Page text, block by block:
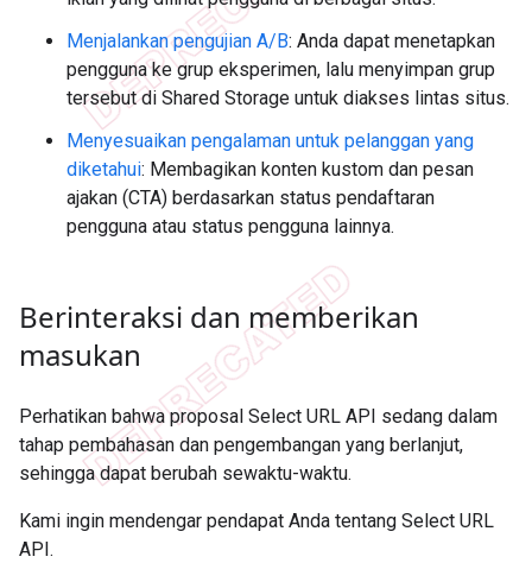
Menjalankan pengujian A/B: Anda dapat menetapkan
pengguna ke grup eksperimen, lalu menyimpan grup
tersebut di Shared Storage untuk diakses lintas situs.
Menyesuaikan pengalaman untuk pelanggan yang
diketahui: Membagikan konten kustom dan pesan
ajakan (CTA) berdasarkan status pendaftaran
pengguna atau status pengguna lainnya.
Berinteraksi dan memberikan
masukan
Perhatikan bahwa proposal Select URL API sedang dalam
tahap pembahasan dan pengembangan yang berlanjut,
sehingga dapat berubah sewaktu-waktu.
Kami ingin mendengar pendapat Anda tentang Select URL
API.